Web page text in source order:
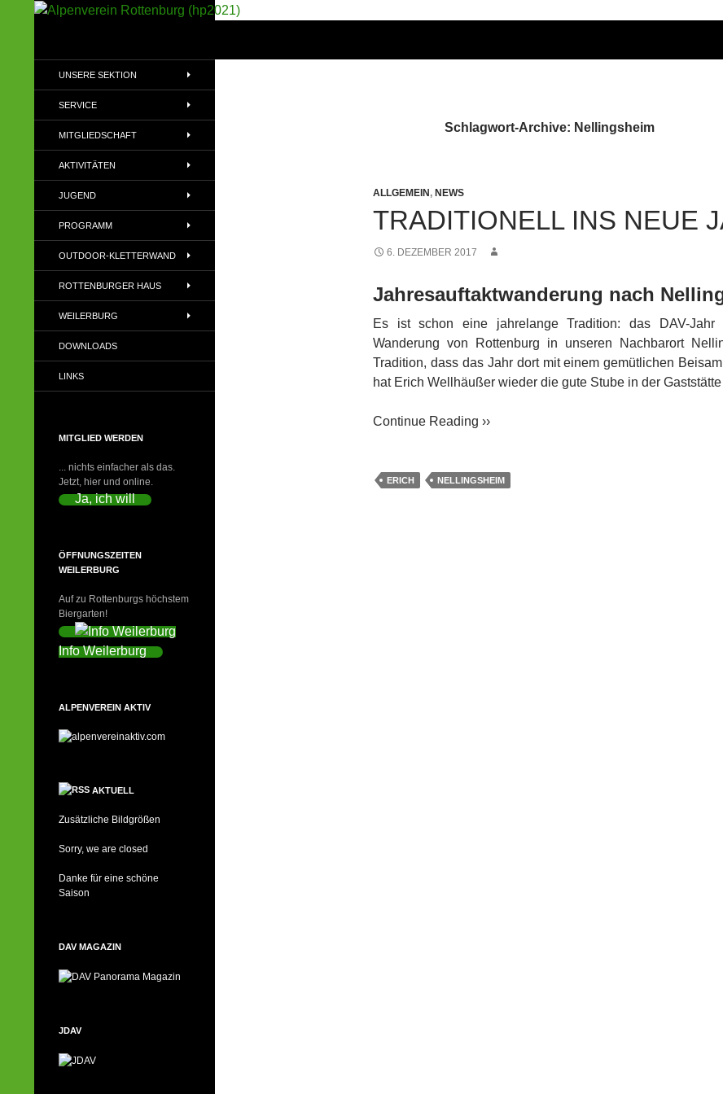
Schlagwort-Archive: Nellingsheim
ALLGEMEIN, NEWS
TRADITIONELL INS NEUE
6. DEZEMBER 2017
Jahresauftaktwanderung nach
Es ist schon eine jahrelange Tradition: das DAV-
Wanderung von Rottenburg in unseren Nachbarort
Tradition, dass das Jahr dort mit einem gemütlichen
hat Erich Wellhäußer wieder die gute Stube in der
Continue Reading ››
ERICH NELLINGSHEIM
(DAV)
UNSERE SEKTION
SERVICE
MITGLIEDSCHAFT
AKTIVITÄTEN
JUGEND
PROGRAMM
OUTDOOR-KLETTERWAND
ROTTENBURGER HAUS
WEILERBURG
DOWNLOADS
LINKS
MITGLIED WERDEN
... nichts einfacher als das.
Jetzt, hier und online.
Ja, ich will
ÖFFNUNGSZEITEN
WEILERBURG
Auf zu Rottenburgs höchstem
Biergarten!
Info Weilerburg
ALPENVEREIN AKTIV
AKTUELL
Zusätzliche Bildgrößen
Sorry, we are closed
Danke für eine schöne
Saison
DAV MAGAZIN
JDAV